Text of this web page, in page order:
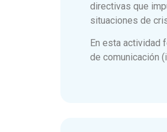
directivas que
situaciones de
En esta
de comunicación